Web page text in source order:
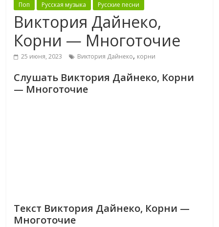
Поп Русская музыка Русские песни
Виктория Дайнеко,
Корни — Многоточие
25 июня, 2023 Виктория Дайнеко, корни
Слушать Виктория Дайнеко, Корни
— Многоточие
Текст Виктория Дайнеко, Корни —
Многоточие